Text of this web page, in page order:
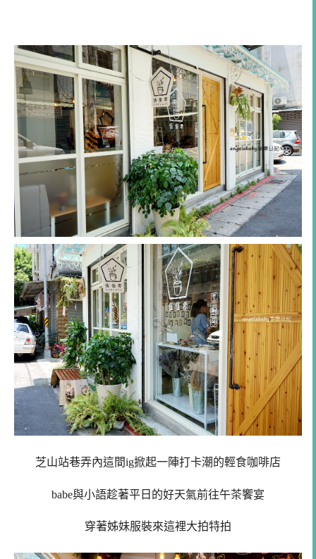
芝山站巷弄內這間ig掀起一陣打卡潮的輕食咖啡店
babe與小語趁著平日的好天氣前往午茶饗宴
穿著姊妹服裝來這裡大拍特拍